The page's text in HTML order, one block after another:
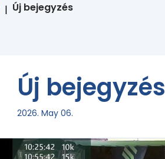
| Új bejegyzés
Új bejegyzés
2026. May 06.